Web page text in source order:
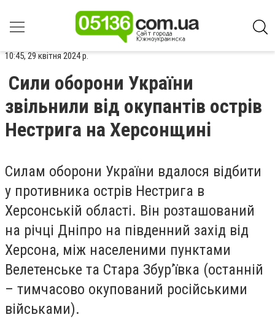
10:45, 29 квітня 2024 р.
Сили оборони України
звільнили від окупантів острів
Нестрига на Херсонщині
Силам оборони України вдалося відбити
у противника острів Нестрига в
Херсонській області. Він розташований
на річці Дніпро на південний захід від
Херсона, між населеними пунктами
Велетенське та Стара Збур’ївка (останній
– тимчасово окупований російськими
військами).